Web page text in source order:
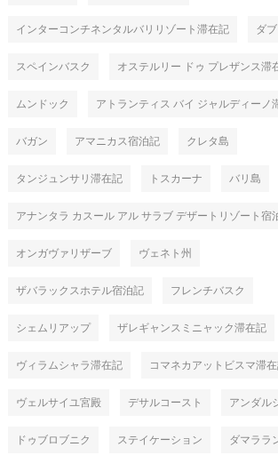
インターコンチネンタルバリリゾート滞在記 ダ
スペインバスク オステルリー ドゥ プレザンス滞
ムンドック アトランティス バイ ジャルディーノ
バガン アマニカス宿泊記 クレタ島
タンジュンサリ滞在記 トスカーナ バリ島
アナンタラ カスール アル サラブ デザートリゾート宿
オンガヴァリザーブ ヴェネト州
ザバラックスホテル宿泊記 フレンチバスク
シェムリアップ ザレギャンスミニャック滞在記
ヴィラムシャラ滞在記 コマネカアットビスマ滞
ヴェルサイユ宮殿 デサルコースト アンダル
ドゥブロブニク ステイケーション ダマララ